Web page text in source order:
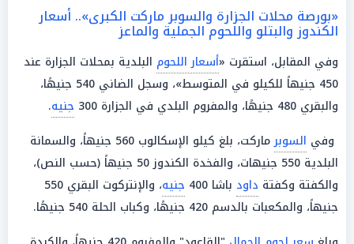
«بورصة محلات الجزارة والسوبر ماركت الكبرى».. أسعار
الكندوز والبتلو واللحوم الجملية والماعز
وفي المقابل، استقرت «أسعار اللحوم البلدية بمحلات الجزارة عند
450 جنيهاً للكيلو في المتوسط»، وسجل الضاني 540 جنيهًا،
والبقري 480 جنيهًا، والمفروم البلدي في الجزارة 300
جنيه.
وفي السوبر
ماركت، بلغ كيلو الإسكالوب 560 جنيهاً، والسمانة
البلدية 550 جنيهات، والفخدة الكندوز 50 جنيهاً (حسب النص)،
والكفتة وكفتة داود باشا 400 جنيه
، والإنتركوت البقري 550
جنيهاً، والمكعبات بالدسم 420 جنيهًا، وكباب الحلة 540 جنيهًا.